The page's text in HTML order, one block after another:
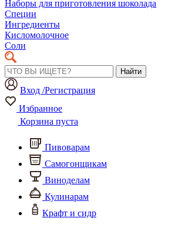
Наборы для приготовления шоколада
Специи
Ингредиенты
Кисломолочное
Соли
Найти
Вход /Регистрация
Избранное
Корзина пуста
Пивоварам
Самогонщикам
Виноделам
Кулинарам
Крафт и сидр